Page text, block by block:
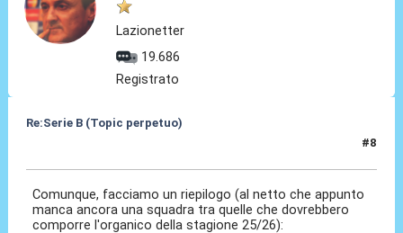
Lazionetter
19.686
Registrato
Re:Serie B (Topic perpetuo)
#8
Comunque, facciamo un riepilogo (al netto che appunto
manca ancora una squadra tra quelle che dovrebbero
comporre l'organico della stagione 25/26):